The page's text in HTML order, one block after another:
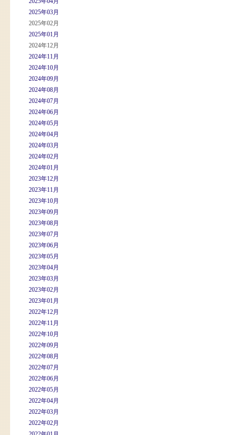
2025年03月
2025年02月
2025年01月
2024年12月
2024年11月
2024年10月
2024年09月
2024年08月
2024年07月
2024年06月
2024年05月
2024年04月
2024年03月
2024年02月
2024年01月
2023年12月
2023年11月
2023年10月
2023年09月
2023年08月
2023年07月
2023年06月
2023年05月
2023年04月
2023年03月
2023年02月
2023年01月
2022年12月
2022年11月
2022年10月
2022年09月
2022年08月
2022年07月
2022年06月
2022年05月
2022年04月
2022年03月
2022年02月